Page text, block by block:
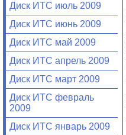
Диск ИТС июль 2009
Диск ИТС июнь 2009
Диск ИТС май 2009
Диск ИТС апрель 2009
Диск ИТС март 2009
Диск ИТС февраль
2009
Диск ИТС январь 2009